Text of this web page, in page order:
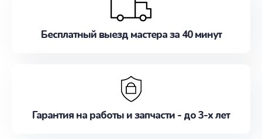
Бесплатный выезд мастера за 40 минут
Гарантия на работы и запчасти - до 3-х лет